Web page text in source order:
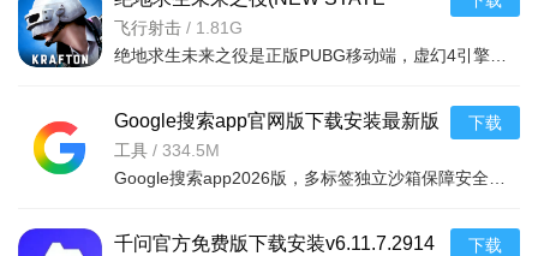
Mobile)官方版下载2026最新
v0.9.95.790安卓版
飞行射击 / 1.81G
Google搜索app官网版下载安装最新版
2026v17.30.32安卓版
工具 / 334.5M
下载
千问官方免费版下载安装v6.11.7.2914
下载